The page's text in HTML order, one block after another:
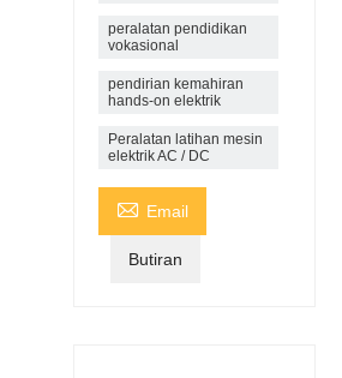
peralatan pendidikan
vokasional
pendirian kemahiran
hands-on elektrik
Peralatan latihan mesin
elektrik AC / DC
 Email
Butiran